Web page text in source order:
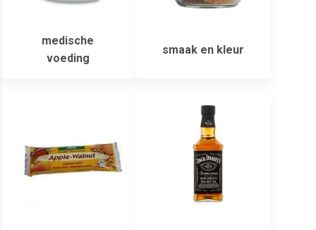
medische
voeding
smaak en kleur